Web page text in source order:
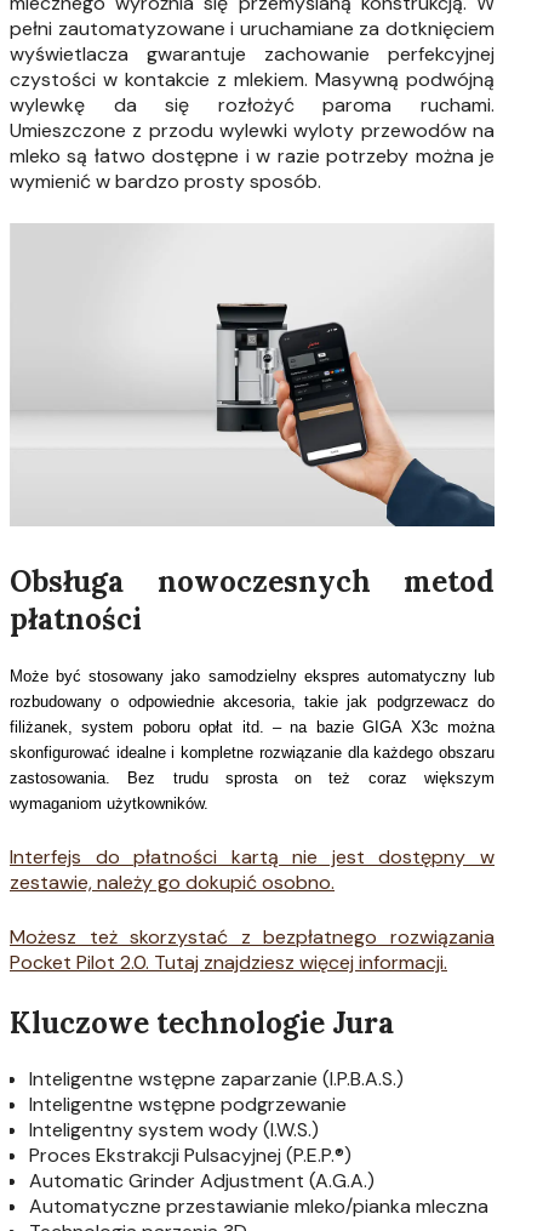
pełni zautomatyzowane i uruchamiane za dotknięciem
wyświetlacza gwarantuje zachowanie perfekcyjnej
czystości w kontakcie z mlekiem. Masywną podwójną
wylewkę da się rozłożyć paroma ruchami.
Umieszczone z przodu wylewki wyloty przewodów na
mleko są łatwo dostępne i w razie potrzeby można je
wymienić w bardzo prosty sposób.
Obsługa nowoczesnych metod
płatności
Może być stosowany jako samodzielny ekspres automatyczny lub
rozbudowany o odpowiednie akcesoria, takie jak podgrzewacz do
filiżanek, system poboru opłat itd. – na bazie GIGA X3c można
skonfigurować idealne i kompletne rozwiązanie dla każdego obszaru
zastosowania. Bez trudu sprosta on też coraz większym
wymaganiom użytkowników.
Interfejs do płatności kartą nie jest dostępny w
zestawie, należy go dokupić osobno.
Możesz też skorzystać z bezpłatnego rozwiązania
Pocket Pilot 2.0. Tutaj znajdziesz więcej informacji.
Kluczowe technologie Jura
Inteligentne wstępne zaparzanie (I.P.B.A.S.)
Inteligentne wstępne podgrzewanie
Inteligentny system wody (I.W.S.)
Proces Ekstrakcji Pulsacyjnej (P.E.P.®)
Automatic Grinder Adjustment (A.G.A.)
Automatyczne przestawianie mleko/pianka mleczna